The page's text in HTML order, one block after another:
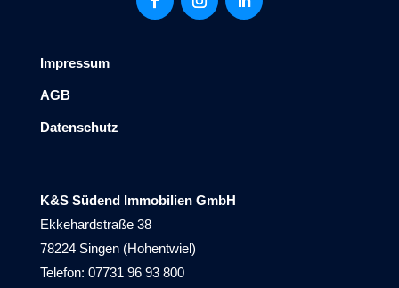
Impressum
AGB
Datenschutz
K&S Südend Immobilien GmbH
Ekkehardstraße 38
78224 Singen (Hohentwiel)
Telefon: 07731 96 93 800